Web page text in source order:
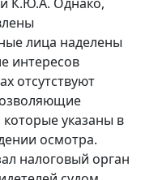
К.Ю.А. Однако,
лица наделены
интересов
отсутствуют
указаны в
осмотра.
налоговый орган